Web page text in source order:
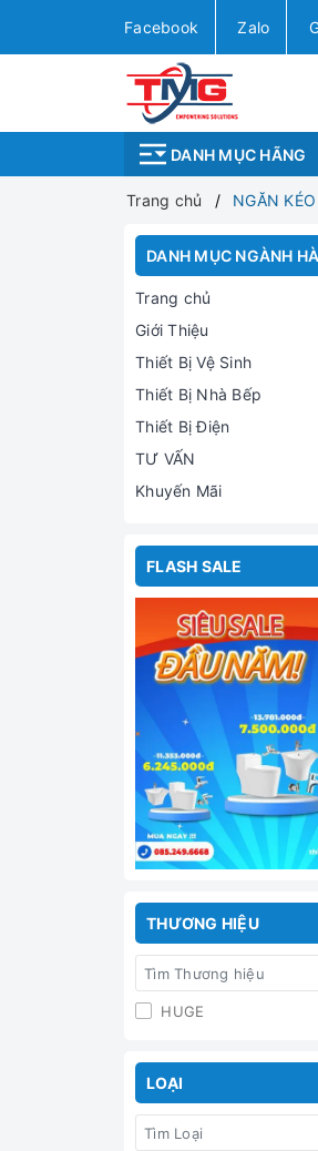
Facebook Zalo
DANH MỤC HÃNG
Trang chủ NGĂN
DANH MỤC NGÀNH
Trang chủ
Giới Thiệu
Thiết Bị Vệ Sinh
Thiết Bị Nhà Bếp
Thiết Bị Điện
TƯ VẤN
Khuyến Mãi
FLASH SALE
THƯƠNG HIỆU
HUGE
LOẠI